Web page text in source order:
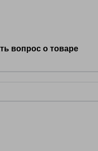
вопрос о товаре